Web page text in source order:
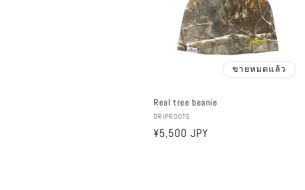
ขายหมดแล้ว
Real tree beanie
ผู้
ขาย:
DRIPROOTS
ราคา
¥5,500 JPY